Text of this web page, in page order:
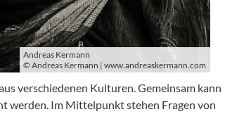
Andreas Kermann
© Andreas Kermann | www.andreaskermann.com
verschiedenen Kulturen. Gemeinsam kann
werden. Im Mittelpunkt stehen Fragen von